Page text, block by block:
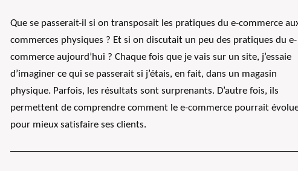
Que se passerait-il si on transposait les pratiques du e-commerce
commerces physiques ? Et si on discutait un peu des pratiques du e-
commerce aujourd’hui ? Chaque fois que je vais sur un site, j’essaie
d’imaginer ce qui se passerait si j’étais, en fait, dans un magasin
physique. Parfois, les résultats sont surprenants. D’autre fois, ils
permettent de comprendre comment le e-commerce pourrait
pour mieux satisfaire ses clients.